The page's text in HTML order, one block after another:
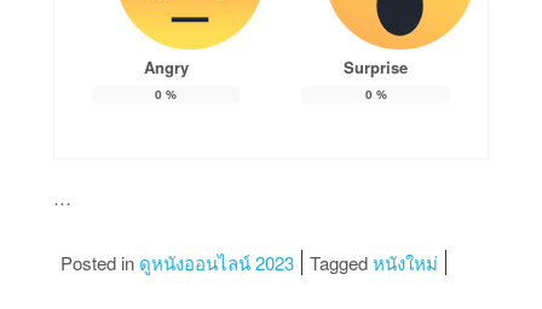
Angry
0 %
Surprise
0 %
…
Posted in ดูหนังออนไลน์ 2023 Taggedหนังใหม่